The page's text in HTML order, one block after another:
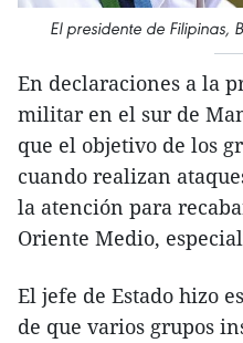
El presidente de Filipinas,
En declaraciones a la
militar en el sur de
que el objetivo de los
cuando realizan
la atención para
Oriente Medio,
El jefe de Estado hizo
de que varios grupos